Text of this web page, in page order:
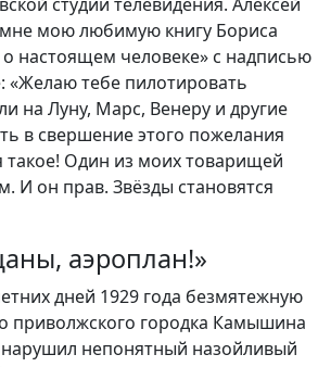
мою любимую книгу Бориса
настоящем человеке» с надписью
«Желаю тебе пилотировать
на Луну, Марс, Венеру и другие
в свершение этого пожелания
Один из моих товарищей
И он прав. Звёзды становятся
аэроплан!»
дней 1929 года безмятежную
приволжского городка Камышина
нарушил непонятный назойливый